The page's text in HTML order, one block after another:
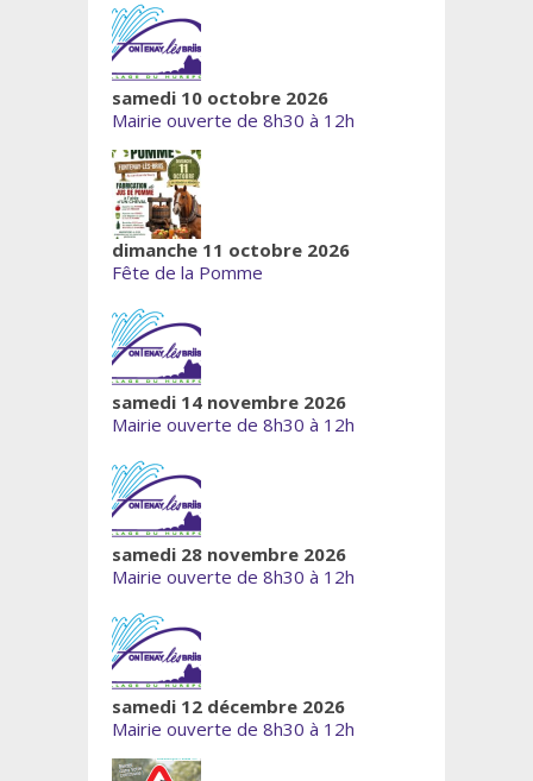
samedi 10 octobre 2026
Mairie ouverte de 8h30 à 12h
dimanche 11 octobre 2026
Fête de la Pomme
samedi 14 novembre 2026
Mairie ouverte de 8h30 à 12h
samedi 28 novembre 2026
Mairie ouverte de 8h30 à 12h
samedi 12 décembre 2026
Mairie ouverte de 8h30 à 12h